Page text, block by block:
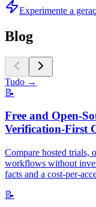
Experimente a
Blog
Tudo →
📝
Free and Open-
Verification-First
Compare hosted trials,
workflows without
facts and a cost-per-
📝